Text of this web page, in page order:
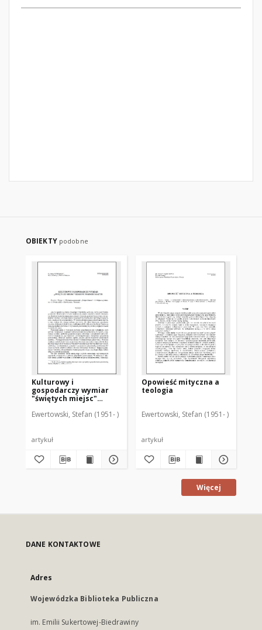
OBIEKTY podobne
Kulturowy i
gospodarczy wymiar
"świętych miejsc"
Ewertowski, Stefan (1951- )
artykuł
Opowieść mityczna a
teologia
Ewertowski, Stefan (1951- )
artykuł
Więcej
DANE KONTAKTOWE
Adres
Wojewódzka Biblioteka Publiczna
im. Emilii Sukertowej-Biedrawiny